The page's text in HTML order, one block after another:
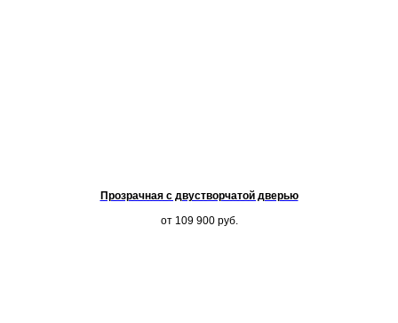
Прозрачная с двустворчатой дверью
от 109 900 руб.